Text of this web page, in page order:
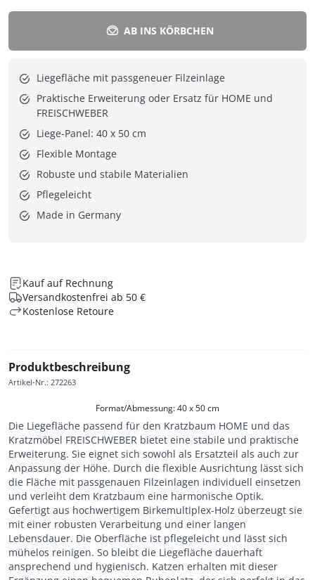
AB INS KÖRBCHEN
Liegefläche mit passgeneuer Filzeinlage
Praktische Erweiterung oder Ersatz für HOME und
FREISCHWEBER
Liege-Panel: 40 x 50 cm
Flexible Montage
Robuste und stabile Materialien
Pflegeleicht
Made in Germany
Kauf auf Rechnung
Versandkostenfrei ab 50 €
Kostenlose Retoure
Produktbeschreibung
Artikel-Nr.: 272263
Format/Abmessung: 40 x 50 cm
Die Liegefläche passend für den Kratzbaum HOME und das
Kratzmöbel FREISCHWEBER bietet eine stabile und praktische
Erweiterung. Sie eignet sich sowohl als Ersatzteil als auch zur
Anpassung der Höhe. Durch die flexible Ausrichtung lässt sich
die Fläche mit passgenauen Filzeinlagen individuell einsetzen
und verleiht dem Kratzbaum eine harmonische Optik.
Gefertigt aus hochwertigem Birkemultiplex-Holz überzeugt sie
mit einer robusten Verarbeitung und einer langen
Lebensdauer. Die Oberfläche ist pflegeleicht und lässt sich
mühelos reinigen. So bleibt die Liegefläche dauerhaft
ansprechend und hygienisch. Katzen erhalten mit dieser